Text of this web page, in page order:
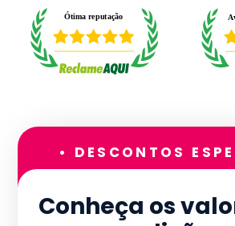
• DESCONTOS
Conheça os